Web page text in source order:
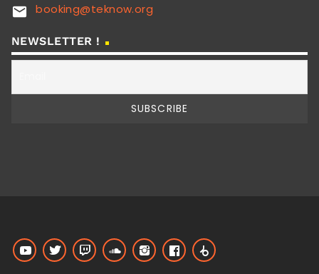
email booking@teknow.org
NEWSLETTER !